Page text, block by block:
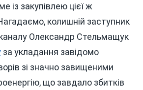
із закупівлею цієї ж
колишній заступник
Олександр Стельмащук
за укладання завідомо
зі значно завищеними
що завдало збитків